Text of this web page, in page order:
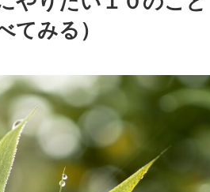
てみる）